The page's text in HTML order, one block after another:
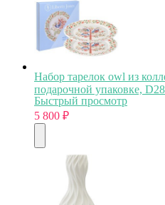
Набор тарелок owl из
подарочной упаковке,
Быстрый просмотр
5 800 ₽